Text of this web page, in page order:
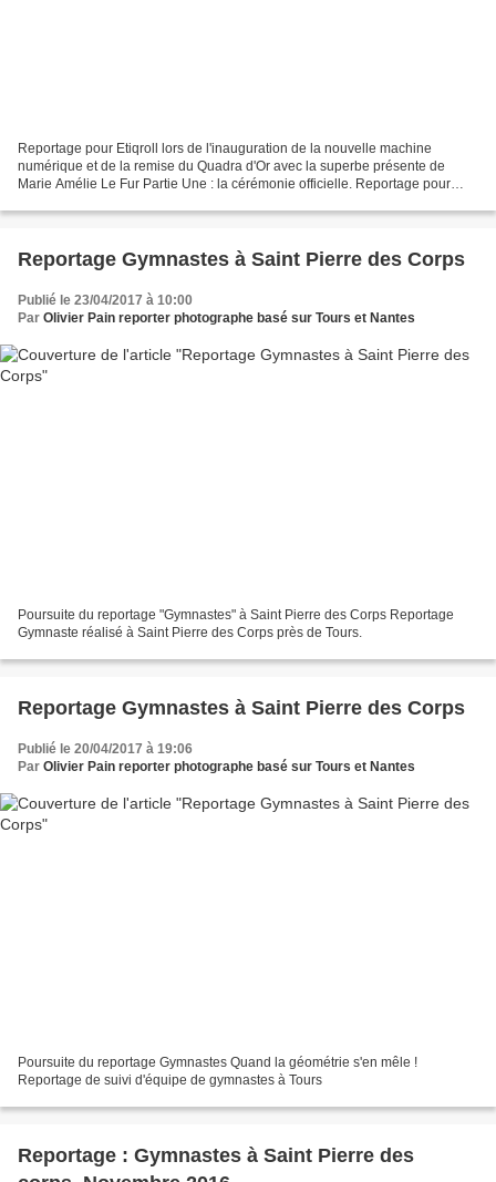
Reportage pour Etiqroll lors de l'inauguration de la nouvelle machine
numérique et de la remise du Quadra d'Or avec la superbe présente de
Marie Amélie Le Fur Partie Une : la cérémonie officielle. Reportage pour
Reportage Gymnastes à Saint Pierre des Corps
Publié le 23/04/2017 à 10:00
Par Olivier Pain reporter photographe basé sur Tours et Nantes
Poursuite du reportage "Gymnastes" à Saint Pierre des Corps Reportage
Gymnaste réalisé à Saint Pierre des Corps près de Tours.
Reportage Gymnastes à Saint Pierre des Corps
Publié le 20/04/2017 à 19:06
Par Olivier Pain reporter photographe basé sur Tours et Nantes
Poursuite du reportage Gymnastes Quand la géométrie s'en mêle !
Reportage de suivi d'équipe de gymnastes à Tours
Reportage : Gymnastes à Saint Pierre des